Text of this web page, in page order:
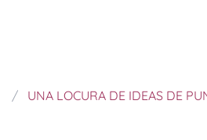
UNA LOCURA DE IDEAS DE